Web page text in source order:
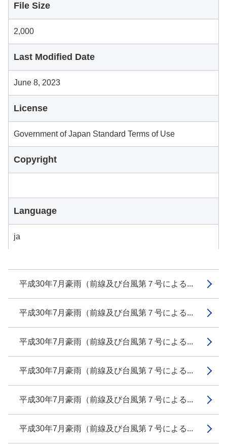
平成30年7月豪雨（前線及び台風第７号による...
平成30年7月豪雨（前線及び台風第７号による...
平成30年7月豪雨（前線及び台風第７号による...
平成30年7月豪雨（前線及び台風第７号による...
平成30年7月豪雨（前線及び台風第７号による...
平成30年7月豪雨（前線及び台風第７号による...
File Size
2,000
Last Modified Date
June 8, 2023
License
Government of Japan Standard Terms of Use
Copyright
Language
ja